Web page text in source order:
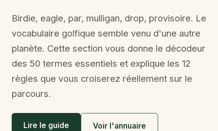
Birdie, eagle, par, mulligan, drop, provisoire. Le
vocabulaire golfique semble venu d'une autre
planète. Cette section vous donne le décodeur
des 50 termes essentiels et explique les 12
règles que vous croiserez réellement sur le
parcours.
Lire le guide Voir l'annuaire